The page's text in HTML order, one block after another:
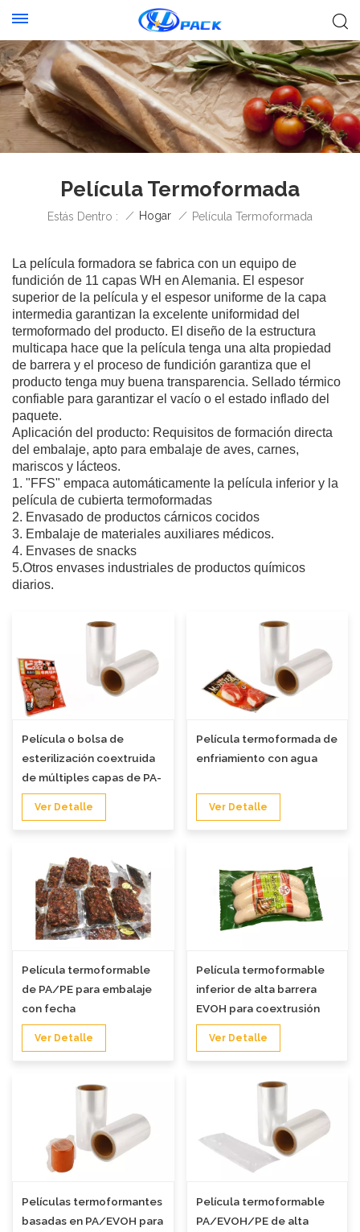
Película Termoformada
Estás Dentro : / Hogar / Película Termoformada
La película formadora se fabrica con un equipo de
fundición de 11 capas WH en Alemania. El espesor
superior de la película y el espesor uniforme de la capa
intermedia garantizan la excelente uniformidad del
termoformado del producto. El diseño de la estructura
multicapa hace que la película tenga una alta propiedad
de barrera y el proceso de fundición garantiza que el
producto tenga muy buena transparencia. Sellado térmico
confiable para garantizar el vacío o el estado inflado del
paquete.
Aplicación del producto: Requisitos de formación directa
del embalaje, apto para embalaje de aves, carnes,
mariscos y lácteos.
1. "FFS" empaca automáticamente la película inferior y la
película de cubierta termoformadas
2. Envasado de productos cárnicos cocidos
3. Embalaje de materiales auxiliares médicos.
4. Envases de snacks
5.Otros envases industriales de productos químicos
diarios.
Película o bolsa de
esterilización coextruida
de múltiples capas de PA-
EVOH-PP
Ver Detalle
Película termoformada de
enfriamiento con agua
Ver Detalle
Película termoformable
de PA/PE para embalaje
con fecha
Ver Detalle
Película termoformable
inferior de alta barrera
EVOH para coextrusión
Ver Detalle
Películas termoformantes
basadas en PA/EVOH para
Película termoformable
PA/EVOH/PE de alta